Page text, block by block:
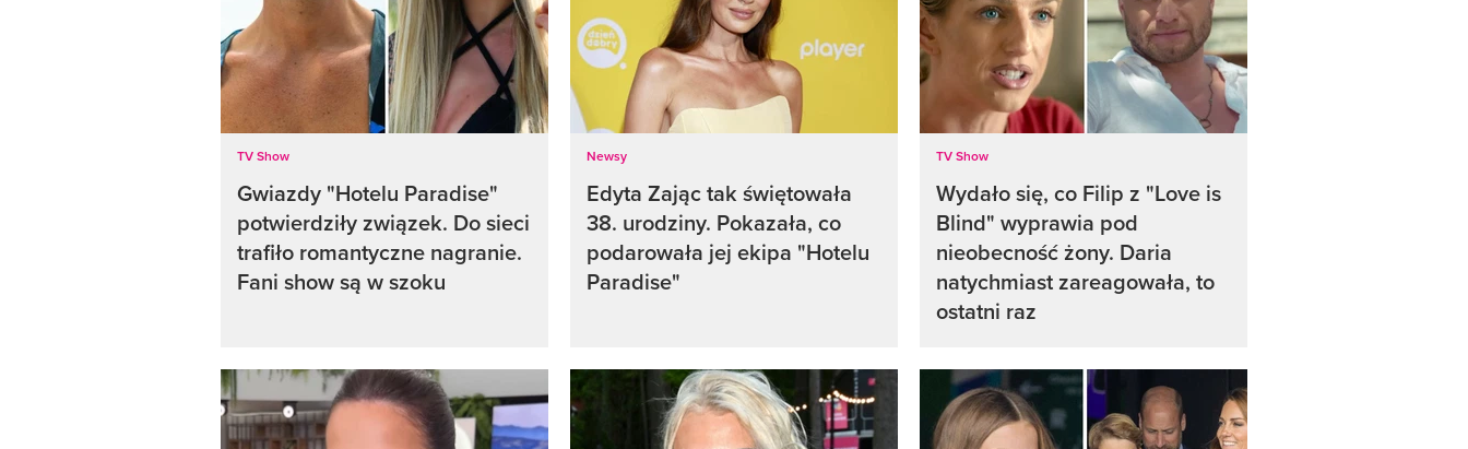
TV Show
Gwiazdy "Hotelu Paradise"
potwierdziły związek. Do sieci
trafiło romantyczne nagranie.
Fani show są w szoku
Newsy
Edyta Zając tak świętowała
38. urodziny. Pokazała, co
podarowała jej ekipa "Hotelu
Paradise"
TV Show
Wydało się, co Filip z "Love is
Blind" wyprawia pod
nieobecność żony. Daria
natychmiast zareagowała, to
ostatni raz